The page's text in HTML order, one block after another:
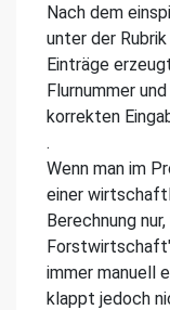
Nach dem
unter der
Einträge
Flurnummer
korrekten
.
Wenn man im
einer
Berechnung
immer manuell
klappt jedoch